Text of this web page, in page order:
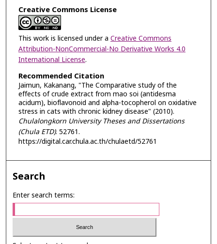
Creative Commons License
This work is licensed under a Creative Commons
Attribution-NonCommercial-No Derivative Works 4.0
International License.
Recommended Citation
Jaimun, Kakanang, "The Comparative study of the
effects of crude extract from mao soi (antidesma
acidum), bioflavonoid and alpha-tocopherol on oxidative
stress in cats with chronic kidney disease" (2010).
Chulalongkorn University Theses and Dissertations
(Chula ETD). 52761.
https://digital.car.chula.ac.th/chulaetd/52761
Search
Enter search terms: